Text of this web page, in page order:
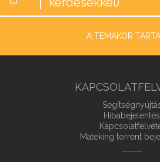
A TÉMAKÖR
Hibabejelentés
Mateking torrent